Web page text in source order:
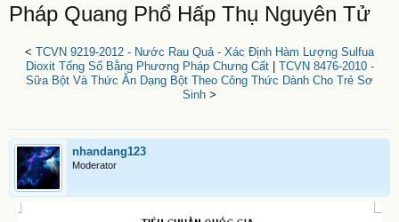
Pháp Quang Phổ Hấp Thụ Nguyên Tử
< TCVN 9219-2012 - Nước Rau Quả - Xác Định Hàm Lượng Sulfua
Dioxit Tổng Số Bằng Phương Pháp Chưng Cất| TCVN 8476-2010 -
Sữa Bột Và Thức Ăn Dạng Bột Theo Công Thức Dành Cho Trẻ Sơ
Sinh >
nhandang123
Moderator